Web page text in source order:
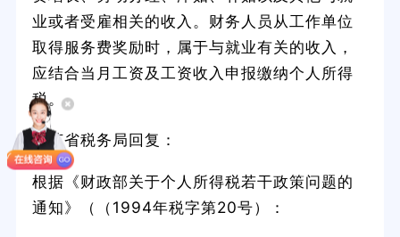
业或者受雇相关的收入。财务人员从工作单位
取得服务费奖励时，属于与就业有关的收入，
应结合当月工资及工资收入申报缴纳个人所得
税。
江苏省税务局回复：
根据《财政部关于个人所得税若干政策问题的
通知》（（1994年税字第20号）：